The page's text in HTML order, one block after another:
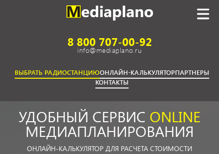
8 800 707-00-92
info@mediaplano.ru
УДОБНЫЙ СЕРВИС ONLINE
МЕДИАПЛАНИРОВАНИЯ
ОНЛАЙН-КАЛЬКУЛЯТОР ДЛЯ РАСЧЕТА СТОИМОСТИ
ВЫБРАТЬ РАДИОСТАНЦИЮОНЛАЙН-КАЛЬКУЛЯТОРПАРТНЕРЫ
КОНТАКТЫ